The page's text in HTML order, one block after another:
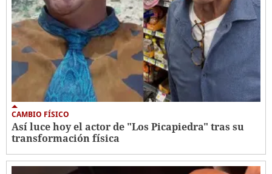
CAMBIO FÍSICO
Así luce hoy el actor de "Los Picapiedra" tras su
transformación física